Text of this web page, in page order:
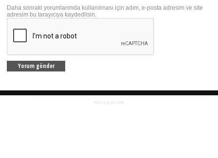
Daha sonraki yorumlarımda kullanılması için adım, e-posta adresim ve site
adresim bu tarayıcıya kaydedilsin.
REKLAMLAR